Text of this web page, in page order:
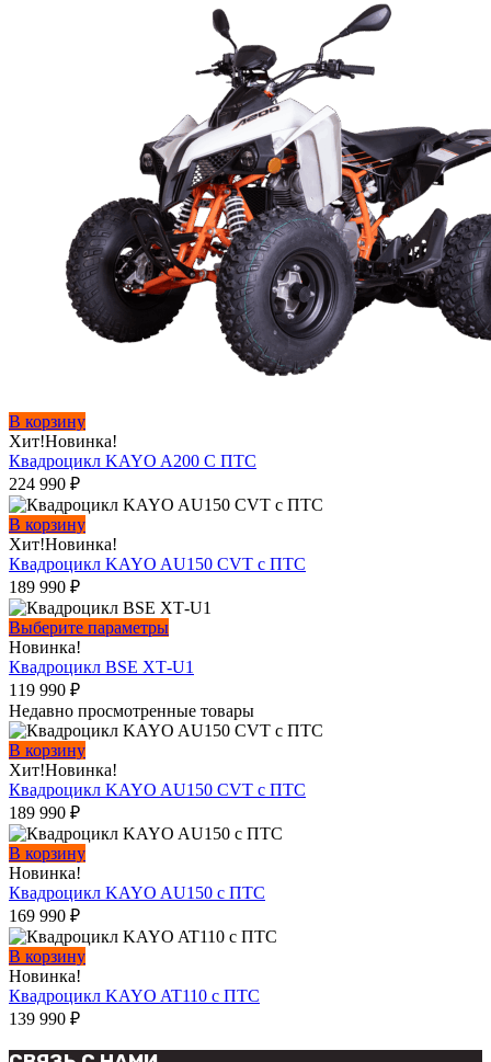
В корзину
Хит!Новинка!
Квадроцикл KAYO A200 С ПТС
224 990 ₽
В корзину
Хит!Новинка!
Квадроцикл KAYO AU150 CVT с ПТС
189 990 ₽
Выберите параметрыЭтот
имеет
вариаций.
Опции
на
странице
товара.
Новинка!
Квадроцикл BSE ХТ-U1
119 990 ₽
Недавно просмотренные товары
В корзину
Хит!Новинка!
Квадроцикл KAYO AU150 CVT с ПТС
189 990 ₽
В корзину
Новинка!
Квадроцикл KAYO AU150 с ПТС
169 990 ₽
В корзину
Новинка!
Квадроцикл KAYO AT110 с ПТС
139 990 ₽